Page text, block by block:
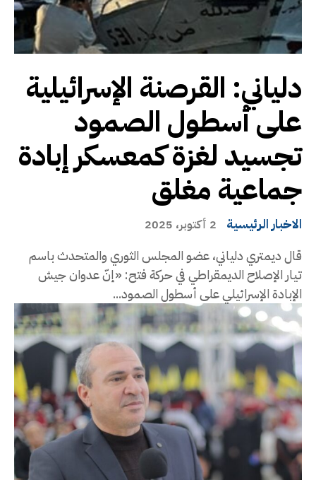
دلياني: القرصنة الإسرائيلية
على أسطول الصمود
تجسيد لغزة كمعسكر إبادة
جماعية مغلق
الاخبار الرئيسية 2 أكتوبر، 2025
قال ديمتري دلياني، عضو المجلس الثوري والمتحدث باسم
تيار الإصلاح الديمقراطي في حركة فتح: «إنّ عدوان جيش
الإبادة الإسرائيلي على أسطول الصمود...